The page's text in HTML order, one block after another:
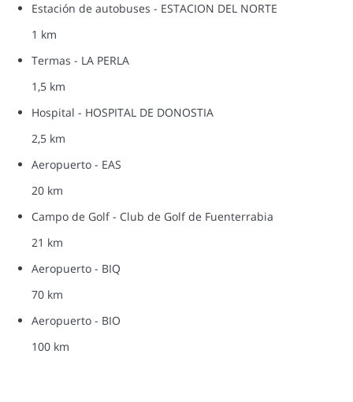
Estación de autobuses - ESTACION DEL NORTE
1 km
Termas - LA PERLA
1,5 km
Hospital - HOSPITAL DE DONOSTIA
2,5 km
Aeropuerto - EAS
20 km
Campo de Golf - Club de Golf de Fuenterrabia
21 km
Aeropuerto - BIQ
70 km
Aeropuerto - BIO
100 km